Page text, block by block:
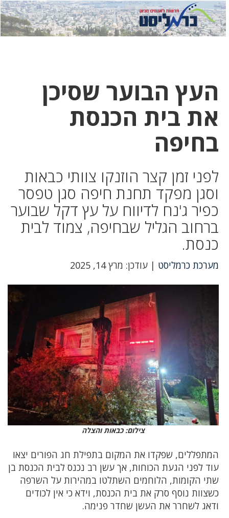
לחץ
כאן
לחץ
כדי
העץ הבוער שסיכן
את בית הכנסת
בחיפה
לפני זמן קצר הוזנקו צוותי כבאות
וסגן מפקד תחנת חיפה סגן טפסר
כפיר ג'נח לדיווח על עץ דקל שבוער
ברחוב הגליל שבחיפה, צמוד לבית
כנסת.
מערכת כרמליסט | עודכן: מרץ 14, 2025
צילום: כבאות והצלה
המתפללים, שפקדו את המקום בתפילת חג הפורים יצאו
עוד לפני הגעת הכוחות, אך עשן רב נכנס לבית הכנסת בן
שתי הקומות, הלוחמים השתלטו במהירות על השרפה
כשצוות נוסף סרק את בית הכנסת, וידא כי אין לכודים
ודאג לשחרר את העשן שחדר פנימה.